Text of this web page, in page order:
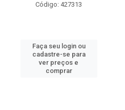
Código: 427313
Faça seu login ou
cadastre-se para
ver preços e
comprar